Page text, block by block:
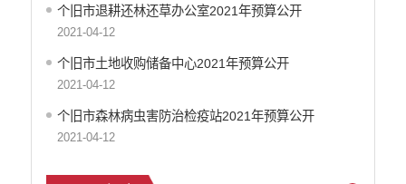
个旧市退耕还林还草办公室2021年预算公开
2021-04-12
个旧市土地收购储备中心2021年预算公开
2021-04-12
个旧市森林病虫害防治检疫站2021年预算公开
2021-04-12